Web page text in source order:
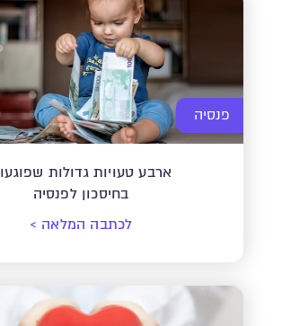
פנסיה
ארבע טעויות גדולות
בחיסכון לפנסיה
לכתבה המלאה >